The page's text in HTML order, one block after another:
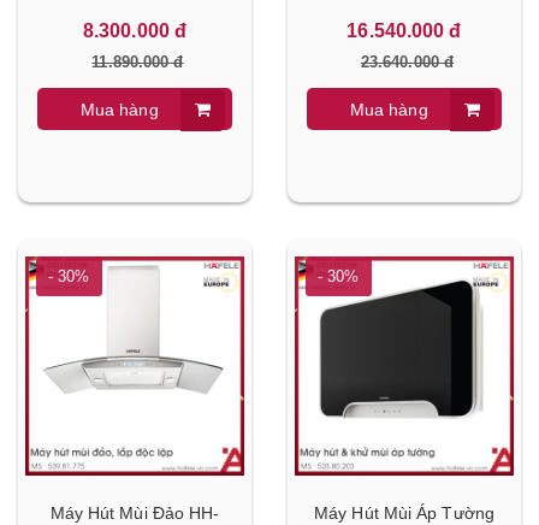
Hafele 533.89.021
8.300.000 đ
11.890.000 đ
Mua hàng
533.89.013
16.540.000 đ
23.640.000 đ
Mua hàng
- 30%
Máy Hút Mùi Đảo HH-
- 30%
Máy Hút Mùi Áp Tường